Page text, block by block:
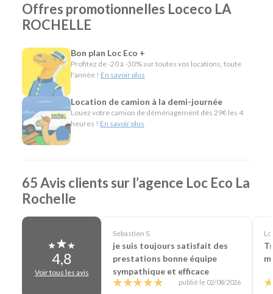
quotidien.
Routières, SUV et monospaces pour les vacances ou
les longs trajets.
Minibus pour voyager en groupe.
Utilitaires de différentes capacités pour un
déménagement, des travaux ou le transport de
matériel.
Véhicules spécifiques, comme les camions
frigorifiques, les véhicules TPMR ou les voitures sans
permis, pour répondre à des besoins plus particuliers.
L'esprit Loc Eco
véhicules simple, économique et accessible. Notre agence
de La Rochelle partage cette même philosophie en mettant
attractifs et des services pratiques comme la livraison sur
demande ou la location en aller simple. Vous louez le
véhicule dont vous avez besoin, pour la durée qui vous
convient, avec un accompagnement de proximité.
En résumé - Location de voiture à La Rochelle
Offres promotionnelles Loceco LA
ROCHELLE
Bon plan Loc Eco +
Profitez de -20 à -30% sur toutes vos locations, toute
l'année ! En savoir plus
Location de camion à la demi-journée
Louez votre camion de déménagement dès 29€ les 4
heures ! En savoir plus
65 Avis clients sur l’agence Loc Eco La
Rochelle
4,8
Voir tous les avis
Sebastien S.
je suis toujours satisfait des
prestations bonne équipe
sympathique et efficace
publié le 02/08/2026